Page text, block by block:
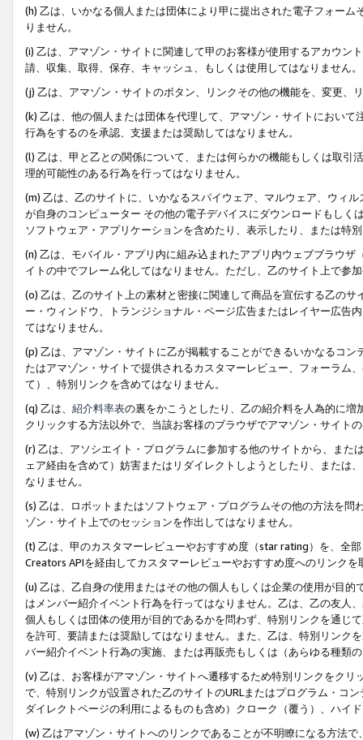
(h) 乙は、いかなる個人または団体により甲に提出された電子フォー
りません。
(i) 乙は、アマゾン・サイトに関連して甲のお客様が使用するアカウン
請、収集、取得、保存、キャッシュ、もしくは使用してはなりません。
(j) 乙は、アマゾン・サイトのボタン、リンクその他の機能を、変更、
(k) 乙は、他の個人または団体を代理して、アマゾン・サイトにおい
行為をするのを承認、支援または奨励してはなりません。
(l) 乙は、甲と乙との関係について、または何らかの機能もしくは取
理的可能性のある行為を行ってはなりません。
(m) 乙は、乙のサイトに、いかなるスパイウェア、マルウェア、ウィ
が自身のコンピューター その他の電子デバイスにダウンロードもし
ソフトウェア・アプリケーションを含めたり、表示したり、または特
(n) 乙は、モバイル・アプリ内に組み込まれたアプリ内ウェブブラウ
イトの中でフレーム化してはなりません。ただし、乙のサイト上で参
(o) 乙は、乙のサイト上の素材と密接に関連して商品を宣伝する乙の
ー・ウィンドウ、トランジショナル・ページ広告またはレイヤー広告
てはなりません。
(p) 乙は、アマゾン・サイトに乙が掲載することができるいかなるコ
たはアマゾン・サイトで提供されるカスタマーレビュー、フォーラム
て）、特別リンクを含めてはなりません。
(q) 乙は、 紹介料率表の裏をかこうとしたり、乙の紹介料を人為的に
クリックする方法以外で、当該お客様のブラウザでアマゾン・サイト
(r) 乙は、アソシエイト・プログラムに参加する他のサイトから、ま
ェア経由を含めて）妨害またはリダイレクトしようとしたり、または
なりません。
(s) 乙は、ロボットまたはソフトウェア・プログラムその他の方法を
ゾン・サイト上でのセッションを作出してはなりません。
(t) 乙は、甲のカスタマーレビューやおすすめ度（star rating）を、全
Creators APIを経由してカスタマーレビューやおすすめ度へのリンクを
(u) 乙は、乙自身の使用またはその他の個人もしくは企業の使用が目
はメンバー紹介イベント行為を行ってはなりません。乙は、乙の友人
個人もしくは団体の使用が目的であるかを問わず、特別リンクを通じ
を許可、要請または奨励してはなりません。また、乙は、特別リンク
バー紹介イベント行為の実施、または再販売もしくは（あらゆる種類
(v) 乙は、お客様がアマゾン・サイトへ遷移するため特別リンクをク
で、特別リンクが設置された乙のサイトのURLまたはプログラム・コ
ダイレクトページの利用によるものも含め）クローク（覆う）、ハイ
(w) 乙はアマゾン・サイトへのリンクであることが不明瞭になる方法